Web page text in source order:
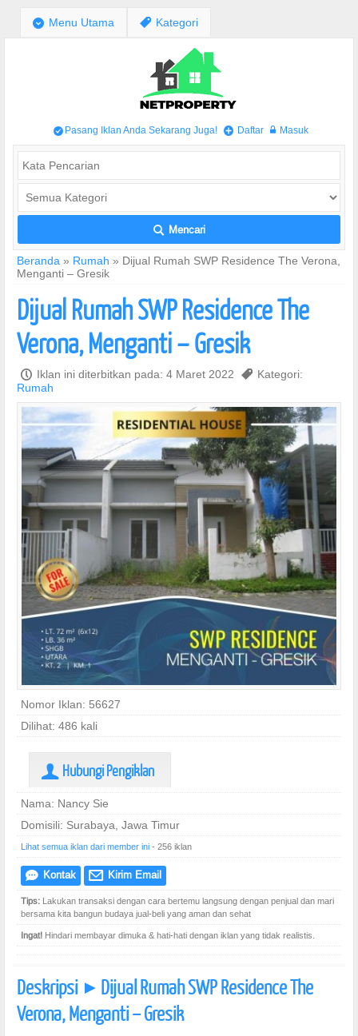
; Menu Utama , Kategori
/ Pasang Iklan Anda Sekarang Juga! + Daftar w Masuk
L Mencari
Beranda » Rumah » Dijual Rumah SWP Residence The Verona,
Menganti – Gresik
Dijual Rumah SWP Residence The
Verona, Menganti – Gresik
P Iklan ini diterbitkan pada: 4 Maret 2022 , Kategori:
Rumah
Nomor Iklan: 56627
Dilihat: 486 kali
U Hubungi Pengiklan
Nama: Nancy Sie
Domisili: Surabaya, Jawa Timur
Lihat semua iklan dari member ini - 256 iklan
e Kontak @ Kirim Email
Tips: Lakukan transaksi dengan cara bertemu langsung dengan penjual dan mari
bersama kita bangun budaya jual-beli yang aman dan sehat
Ingat! Hindari membayar dimuka & hati-hati dengan iklan yang tidak realistis.
Deskripsi ] Dijual Rumah SWP Residence The
Verona, Menganti – Gresik